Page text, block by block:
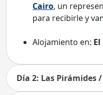
Cairo, un
para recibirle y
Alojamiento en:
Día 2: Las Pirámides